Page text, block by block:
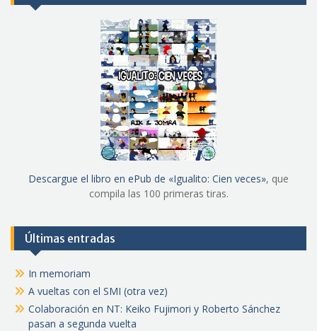
Descargue el libro en ePub de «Igualito: Cien veces», que
compila las 100 primeras tiras.
Últimas entradas
In memoriam
A vueltas con el SMI (otra vez)
Colaboración en NT: Keiko Fujimori y Roberto Sánchez
pasan a segunda vuelta